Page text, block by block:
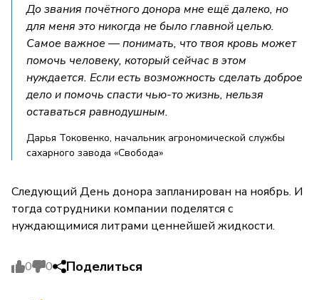
До звания почётного донора мне ещё далеко, но
для меня это никогда не было главной целью.
Самое важное — понимать, что твоя кровь может
помочь человеку, который сейчас в этом
нуждается. Если есть возможность сделать доброе
дело и помочь спасти чью-то жизнь, нельзя
оставаться равнодушным.
Дарья Токовенко, начальник агрономической службы
сахарного завода «Свобода»
Следующий День донора запланирован на ноябрь. И
тогда сотрудники компании поделятся с
нуждающимися литрами ценнейшей жидкости.
0 0 Поделиться